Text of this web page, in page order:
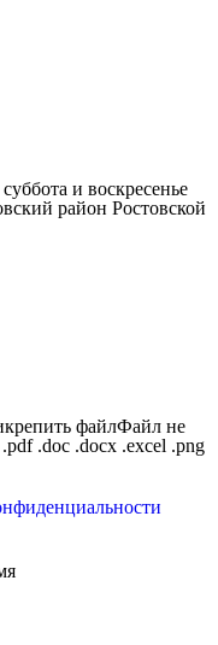
и воскресенье
район Ростовской
файлФайл не
.doc .docx .excel .png